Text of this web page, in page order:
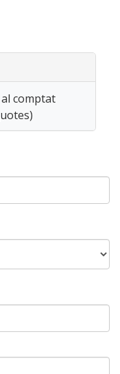
comptat